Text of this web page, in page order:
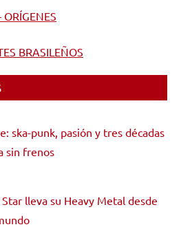
BRASILEÑOS
ska-punk, pasión y tres décadas
sin frenos
lleva su Heavy Metal desde